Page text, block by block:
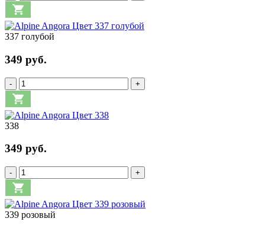
337 голубой
349 руб.
- +
338
349 руб.
- +
339 розовый